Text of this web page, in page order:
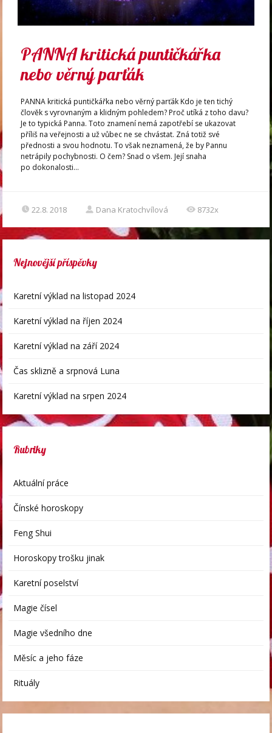
PANNA kritická puntičkářka
nebo věrný parťák
PANNA kritická puntičkářka nebo věrný parťák Kdo je ten tichý
člověk s vyrovnaným a klidným pohledem? Proč utíká z toho davu?
Je to typická Panna. Toto znamení nemá zapotřebí se ukazovat
příliš na veřejnosti a už vůbec ne se chvástat. Zná totiž své
přednosti a svou hodnotu. To však neznamená, že by Pannu
netrápily pochybnosti. O čem? Snad o všem. Její snaha
po dokonalosti...
22.8. 2018 Dana Kratochvílová 8732x
Nejnovější příspěvky
Karetní výklad na listopad 2024
Karetní výklad na říjen 2024
Karetní výklad na září 2024
Čas sklizně a srpnová Luna
Karetní výklad na srpen 2024
Rubriky
Aktuální práce
Čínské horoskopy
Feng Shui
Horoskopy trošku jinak
Karetní poselství
Magie čísel
Magie všedního dne
Měsíc a jeho fáze
Rituály